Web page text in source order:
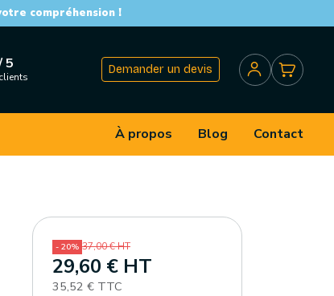
compréhension !
5 Demander un devis
À propos Blog Contact
- 20% 37,00 € HT
29,60 € HT
35,52 € TTC